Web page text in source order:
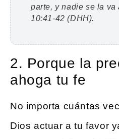
parte, y nadie se la va
10:41-42 (DHH).
2. Porque la
ahoga tu fe
No importa cuántas
Dios actuar a tu favor